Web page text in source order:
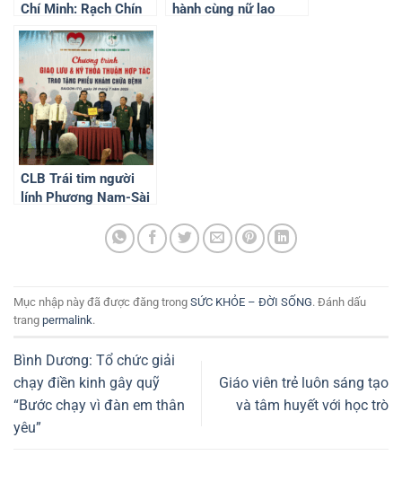
Chí Minh: Rạch Chín
Xiểng đã hồi sinh
hành cùng nữ lao
CLB Trái tim người
lính Phương Nam-Sài
Chương trình giao lưu
và ký thoả thuận hợp
Mục nhập này đã được đăng trong SỨC KHỎE – ĐỜI SỐNG. Đánh dấu
trang permalink.
Bình Dương: Tổ chức giải
chạy điền kinh gây quỹ
“Bước chạy vì đàn em thân
yêu”
Giáo viên trẻ luôn sáng tạo
và tâm huyết với học trò